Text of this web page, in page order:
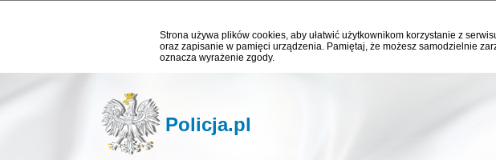
Strona używa plików cookies, aby ułatwić użytkownikom korzystanie z
oraz zapisanie w pamięci urządzenia. Pamiętaj, że możesz samodzielnie
oznacza wyrażenie zgody.
Policja.pl